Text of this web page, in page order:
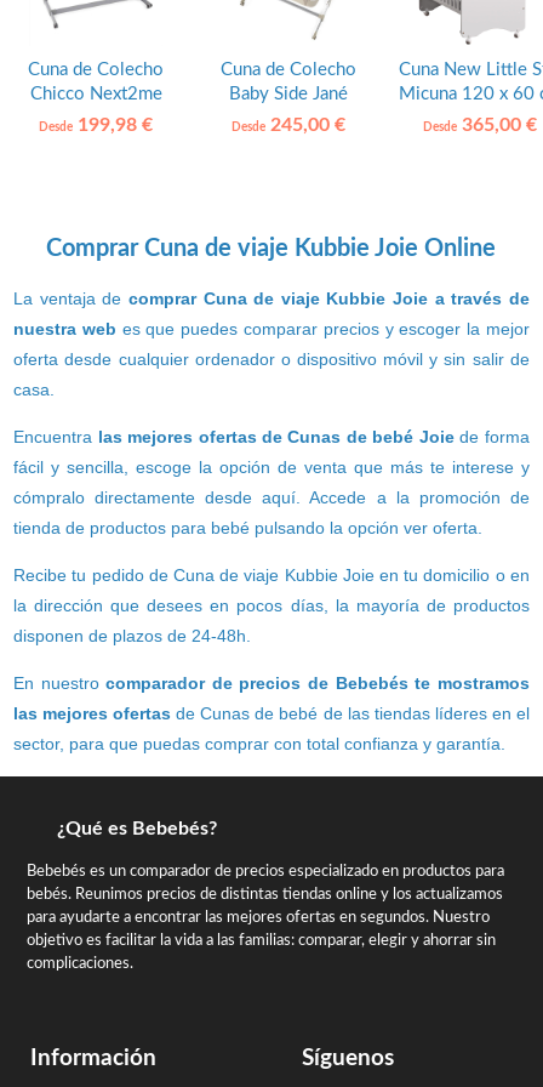
Cuna de Colecho
Chicco Next2me
Magic
Desde 199,98 €
Cuna de Colecho
Baby Side Jané
Desde245,00 €
Cuna New Little
Micuna 120 x 60
Desde 365,00 €
Comprar Cuna de viaje Kubbie Joie Online
La ventaja de comprar Cuna de viaje Kubbie Joie a través de
nuestra web es que puedes comparar precios y escoger la mejor
oferta desde cualquier ordenador o dispositivo móvil y sin salir de
casa.
Encuentra las mejores ofertas de Cunas de bebé Joiede forma
fácil y sencilla, escoge la opción de venta que más te interese y
cómpralo directamente desde aquí. Accede a la promoción de
tienda de productos para bebé pulsando la opción ver oferta.
Recibe tu pedido de Cuna de viaje Kubbie Joie en tu domicilio o en
la dirección que desees en pocos días, la mayoría de productos
disponen de plazos de 24-48h.
En nuestrocomparador de precios de Bebebés te mostramos
las mejores ofertas de Cunas de bebé de las tiendas líderes en el
sector, para que puedas comprar con total confianza y garantía.
¿Qué es Bebebés?
Bebebés es un comparador de precios especializado en productos para
bebés. Reunimos precios de distintas tiendas online y los actualizamos
para ayudarte a encontrar las mejores ofertas en segundos. Nuestro
objetivo es facilitar la vida a las familias: comparar, elegir y ahorrar sin
complicaciones.
Información Síguenos